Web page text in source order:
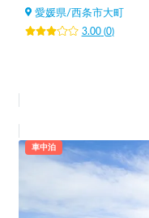
愛媛県/西条市大町
3.00(0)
車中泊